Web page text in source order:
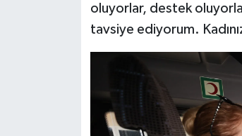
oluyorlar, destek
tavsiye ediyorum.